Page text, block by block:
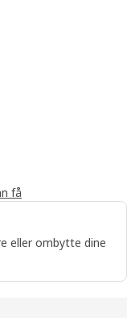
få
eller ombytte dine